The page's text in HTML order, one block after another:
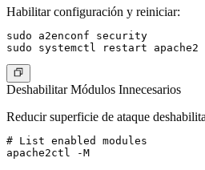
Habilitar configuración y reiniciar:
sudo a2enconf security
Deshabilitar Módulos Innecesarios
Reducir superficie de ataque
# List enabled modules
apache2ctl -M